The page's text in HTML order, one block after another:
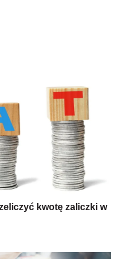
kwotę zaliczki w